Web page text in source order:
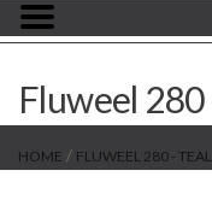
Restanten
Fluweel 280
HOME / FLUWEEL 280 - TEAL